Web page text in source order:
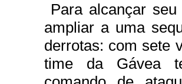
Para alcançar
ampliar a uma
derrotas: com sete
time da Gávea